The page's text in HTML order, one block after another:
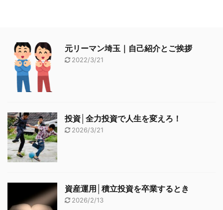
元リーマン埼玉｜自己紹介とご挨拶
2022/3/21
投資│全力投資で人生を変えろ！
2026/3/21
資産運用│積立投資を卒業するとき
2026/2/13